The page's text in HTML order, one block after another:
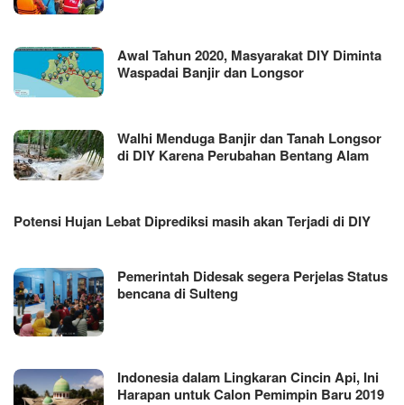
Awal Tahun 2020, Masyarakat DIY Diminta
Waspadai Banjir dan Longsor
Walhi Menduga Banjir dan Tanah Longsor
di DIY Karena Perubahan Bentang Alam
Potensi Hujan Lebat Diprediksi masih akan Terjadi di DIY
Pemerintah Didesak segera Perjelas Status
bencana di Sulteng
Indonesia dalam Lingkaran Cincin Api, Ini
Harapan untuk Calon Pemimpin Baru 2019